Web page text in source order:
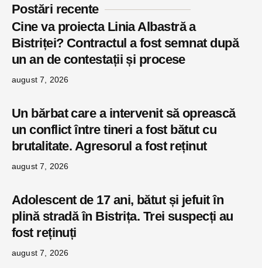
Postări recente
Cine va proiecta Linia Albastră a
Bistriței? Contractul a fost semnat după
un an de contestații și procese
august 7, 2026
Un bărbat care a intervenit să oprească
un conflict între tineri a fost bătut cu
brutalitate. Agresorul a fost reținut
august 7, 2026
Adolescent de 17 ani, bătut și jefuit în
plină stradă în Bistrița. Trei suspecți au
fost reținuți
august 7, 2026